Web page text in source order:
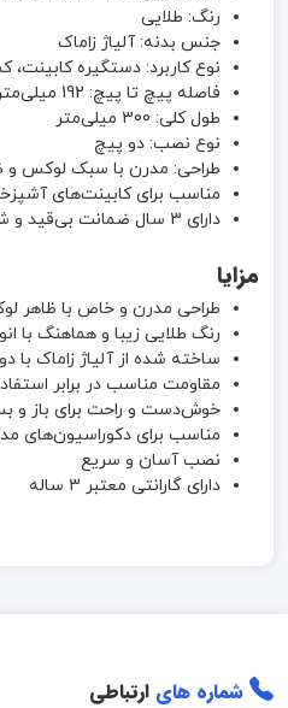
رنگ: طلایی
جنس بدنه: آلیاژ زاماک
نوع کاربرد: دستگیره
فاصله پیچ تا پیچ: 192 میلی‌متر
طول کلی: 300 میلی‌متر
نوع نصب: دو پیچ
طراحی: مدرن با سبک لوکس و
مناسب برای کابینت‌های
دارای 3 سال ضمانت بی‌قید و شرط شرکت HTN PRIME
مزایا
طراحی مدرن و خاص با ظاهر
رنگ طلایی زیبا و هماهنگ با
ساخته شده از آلیاژ زاماک با
مقاومت مناسب در برابر
خوش‌دست و راحت برای باز و
مناسب برای دکوراسیون‌های
نصب آسان و سریع
دارای گارانتی معتبر 3 ساله
شماره های ارتباطی